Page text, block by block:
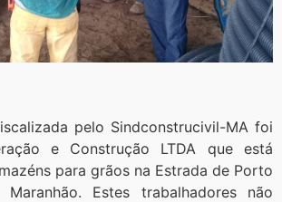
pelo Sindconstrucivil-MA foi
e Construção LTDA que está
para grãos na Estrada de Porto
Estes trabalhadores não